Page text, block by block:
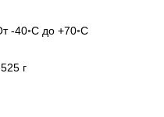
-40◦С до +70◦С
г